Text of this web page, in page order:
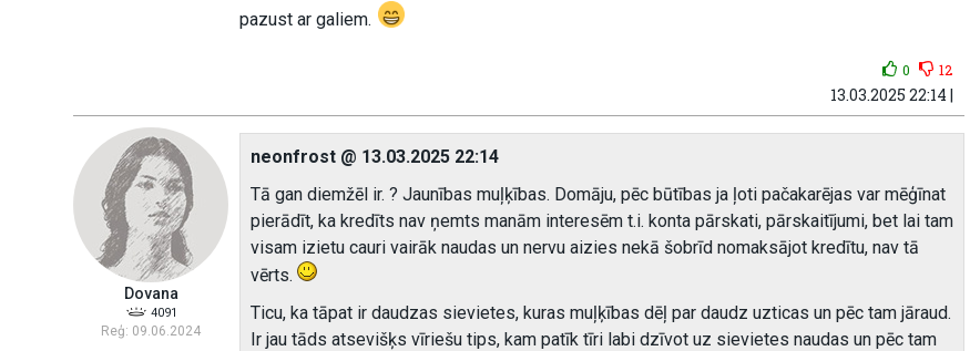
pazust ar galiem.
0 12
13.03.2025 22:14 |
Dovana
4091
Reģ: 09.06.2024
neonfrost @ 13.03.2025 22:14
Tā gan diemžēl ir. ? Jaunības muļķības. Domāju, pēc būtības ja ļoti pačakarējas var mēģīnat
pierādīt, ka kredīts nav ņemts manām interesēm t.i. konta pārskati, pārskaitījumi, bet lai tam
visam izietu cauri vairāk naudas un nervu aizies nekā šobrīd nomaksājot kredītu, nav tā
vērts.
Ticu, ka tāpat ir daudzas sievietes, kuras muļķības dēļ par daudz uzticas un pēc tam jāraud.
Ir jau tāds atsevišķs vīriešu tips, kam patīk tīri labi dzīvot uz sievietes naudas un pēc tam